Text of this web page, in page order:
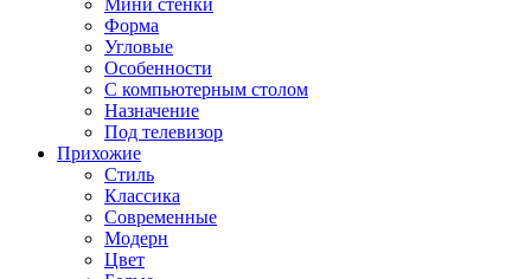
Мини стенки
Форма
Угловые
Особенности
С компьютерным столом
Назначение
Под телевизор
Прихожие
Стиль
Классика
Современные
Модерн
Цвет